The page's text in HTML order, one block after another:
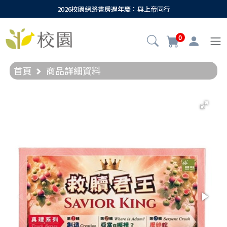
2026校園網路書房週年慶：與上帝同行
0
首頁 商品詳細資料